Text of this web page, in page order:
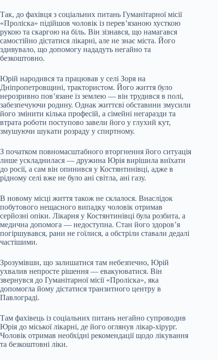
Так, до фахівця з соціальних питань Гуманітарної місії
«Проліска» підійшов чоловік із перев’язаною хусткою
рукою та скаргою на біль. Він зізнався, що намагався
самостійно дістатися лікарні, але не знає міста. Його
здивувало, що допомогу нададуть негайно та
безкоштовно.
Юрій народився та працював у селі Зоря на
Дніпропетровщині, трактористом. Його життя було
нерозривно пов’язане із землею — він трудився в полі,
забезпечуючи родину. Однак життєві обставини змусили
його змінити кілька професій, а сімейні негаразди та
втрата роботи поступово завели його у глухий кут,
змушуючи шукати розраду у спиртному.
З початком повномасштабного вторгнення його ситуація
лише ускладнилася — дружина Юрія вирішила виїхати
до росії, а сам він опинився у Костянтинівці, адже в
рідному селі вже не було ані світла, ані газу.
В новому місці життя також не склалося. Внаслідок
побутового нещасного випадку чоловік отримав
серйозні опіки. Лікарня у Костянтинівці була розбита, а
медична допомога — недоступна. Стан його здоров’я
погіршувався, рани не гоїлися, а обстріли ставали дедалі
частішими.
Зрозумівши, що залишатися там небезпечно, Юрій
ухвалив непросте рішення — евакуюватися. Він
звернувся до Гуманітарної місії «Проліска», яка
допомогла йому дістатися транзитного центру в
Павлограді.
Там фахівець із соціальних питань негайно супроводив
Юрія до міської лікарні, де його оглянув лікар-хірург.
Чоловік отримав необхідні рекомендації щодо лікування
та безкоштовні ліки.